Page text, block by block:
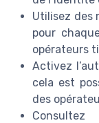
Utilisez des
pour
opérateurs
Activez
cela est
des